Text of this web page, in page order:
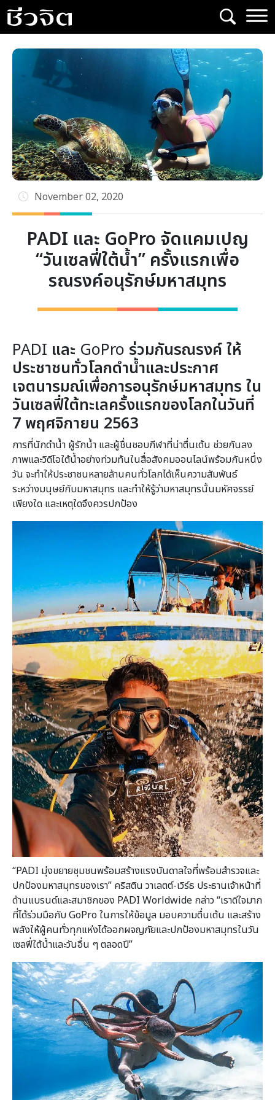
Skip
to
content
November 02, 2020
PADI และ GoPro จัดแคมเปญ
“วันเซลฟี่ใต้น้ำ” ครั้งแรกเพื่อ
รณรงค์อนุรักษ์มหาสมุทร
PADI และ GoPro ร่วมกันรณรงค์ ให้
ประชาชนทั่วโลกดำน้ำและประกาศ
เจตนารมณ์เพื่อการอนุรักษ์มหาสมุทร ใน
วันเซลฟี่ใต้ทะเลครั้งแรกของโลกในวันที่
7 พฤศจิกายน 2563
การที่นักดำน้ำ ผู้รักน้ำ และผู้ชื่นชอบกีฬาที่น่าตื่นเต้น ช่วยกันลง
ภาพและวิดีโอใต้น้ำอย่างท่วมท้นในสื่อสังคมออนไลน์พร้อมกันหนึ่ง
วัน จะทำให้ประชาชนหลายล้านคนทั่วโลกได้เห็นความสัมพันธ์
ระหว่างมนุษย์กับมหาสมุทร และทำให้รู้ว่ามหาสมุทรนั้นมหัศจรรย์
เพียงใด และเหตุใดจึงควรปกป้อง
“PADI มุ่งขยายชุมชนพร้อมสร้างแรงบันดาลใจที่พร้อมสำรวจและ
ปกป้องมหาสมุทรของเรา” คริสติน วาเลตต์-เวิร์ธ ประธานเจ้าหน้าที่
ด้านแบรนด์และสมาชิกของ PADI Worldwide กล่าว “เราดีใจมาก
ที่ได้ร่วมมือกับ GoPro ในการให้ข้อมูล มอบความตื่นเต้น และสร้าง
พลังให้ผู้คนทั่วทุกแห่งได้ออกผจญภัยและปกป้องมหาสมุทรในวัน
เซลฟี่ใต้น้ำและวันอื่น ๆ ตลอดปี”